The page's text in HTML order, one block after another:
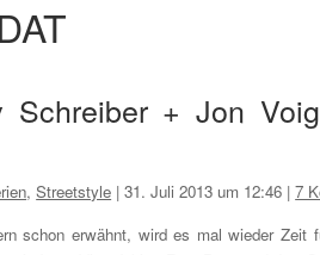
Schreiber + Jon
,Streetstyle |31. Juli 2013 um 12:46 |7
schon erwähnt, wird es mal wieder Zeit